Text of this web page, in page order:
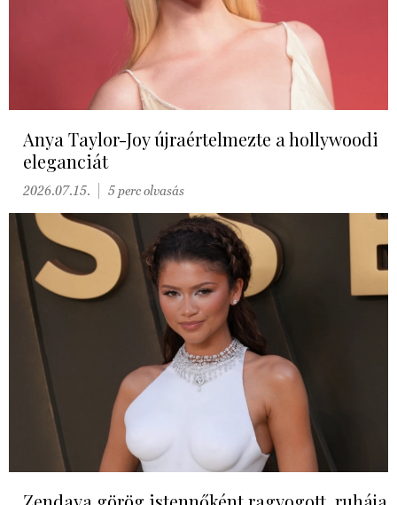
Anya Taylor-Joy újraértelmezte a hollywoodi
eleganciát
2026.07.15. 5 perc olvasás